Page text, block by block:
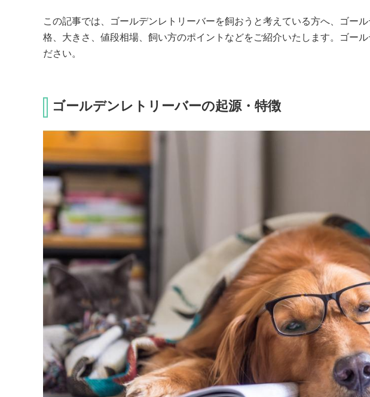
この記事では、ゴールデンレトリーバーを飼おうと考えている方へ、ゴー
格、大きさ、値段相場、飼い方のポイントなどをご紹介いたします。ゴー
ださい。
ゴールデンレトリーバーの起源・特徴